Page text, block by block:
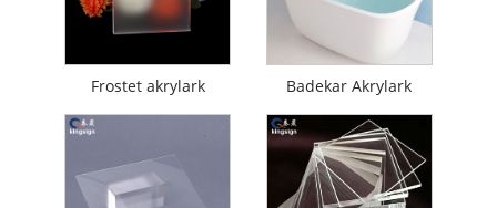
Frostet akrylark Badekar Akrylark